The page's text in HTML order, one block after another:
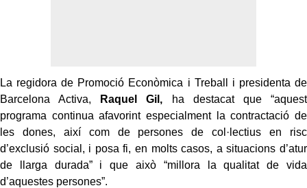
La regidora de Promoció Econòmica i Treball i presidenta de
Barcelona Activa,
Raquel Gil, ha destacat que “aquest
programa continua afavorint especialment la contractació de
les dones, així com de persones de col·lectius en risc
d’exclusió social, i posa fi, en molts casos, a situacions d’atur
de llarga durada” i que això “millora la qualitat de vida
d’aquestes persones”.